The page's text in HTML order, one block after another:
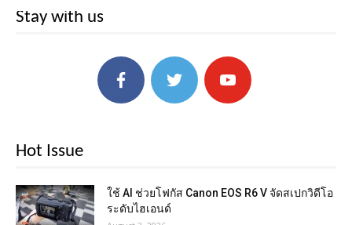
Stay with us
Hot Issue
ใช้ AI ช่วยโฟกัส Canon EOS R6 V จัดสเปกวิดีโอ
ระดับไฮเอนด์